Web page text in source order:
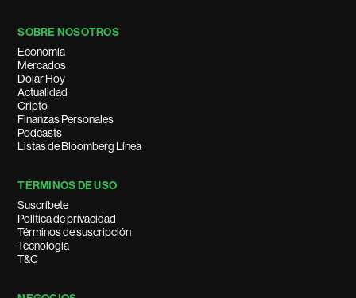
SOBRE NOSOTROS
Economía
Mercados
Dólar Hoy
Actualidad
Cripto
Finanzas Personales
Podcasts
Listas de Bloomberg Línea
TÉRMINOS DE USO
Suscríbete
Política de privacidad
Términos de suscripción
Tecnología
T&C